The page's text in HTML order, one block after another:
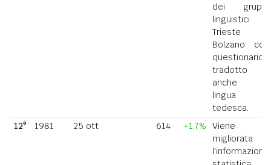
dei gruppi
linguistici di
Trieste e
Bolzano con
questionario
tradotto
anche in
lingua
tedesca.
12°
1981 25 ott 614 +1,7%
Viene
migliorata
l'informazione